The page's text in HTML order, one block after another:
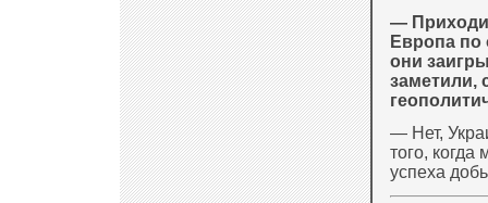
—
Европа по
они
заметили,
— Нет,
того,
успеха